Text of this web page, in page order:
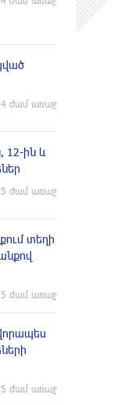
4 ժամ առաջ
12-ին և
5 ժամ առաջ
տեղի
5 ժամ առաջ
5 ժամ առաջ